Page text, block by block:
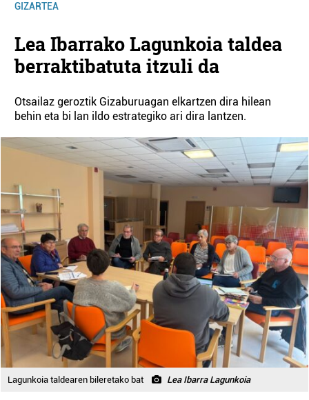
GIZARTEA
Lea Ibarrako Lagunkoia taldea
berraktibatuta itzuli da
Otsailaz geroztik Gizaburuagan elkartzen dira hilean
behin eta bi lan ildo estrategiko ari dira lantzen.
Lagunkoia taldearen bileretako bat Lea Ibarra Lagunkoia